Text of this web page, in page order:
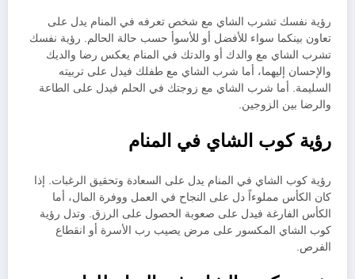
رؤية نفسك تشرب الشاي مع شخص تعرفه في المنام يدل على
تعاون بينكما سواء للأفضل أو للأسوأ حسب حالة الحالم. رؤية نفسك
تشرب الشاي مع والدك أو والدتك في المنام يعكس رضا والديك
والإحسان إليهما، أما شرب الشاي مع طفلك فيدل على تربيته
السليمة. أما شرب الشاي مع زوجتك في الحلم فيدل على الطاعة
والرضا بين الزوجين.
رؤية كوب الشاي في المنام
رؤية كوب الشاي في المنام يدل على السعادة وتحقيق الرغبات. إذا
كان الكأس مملوءاً دل على النجاح في العمل ووفرة المال، أما
الكأس الفارغة فيدل على صعوبة الحصول على الرزق. وتدل رؤية
كوب الشاي المكسور على مرض يصيب رب الأسرة أو انقطاع
الفرص.